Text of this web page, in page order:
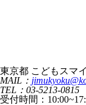
東京都 こどもスマ
MAIL：
TEL：03-5213-0815
受付時間：